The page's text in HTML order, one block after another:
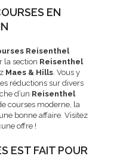
EN
Reisenthel
la section Reisenthel
Maes & Hills. Vous y
réductions sur divers
d’un Reisenthel
courses moderne, la
bonne affaire. Visitez
offre !
EST FAIT POUR